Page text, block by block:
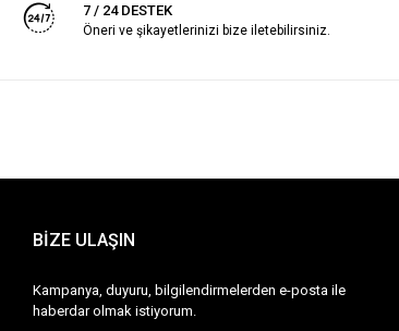
7 / 24 DESTEK
Öneri ve şikayetlerinizi bize iletebilirsiniz.
BİZE ULAŞIN
Kampanya, duyuru, bilgilendirmelerden e-posta ile
haberdar olmak istiyorum.